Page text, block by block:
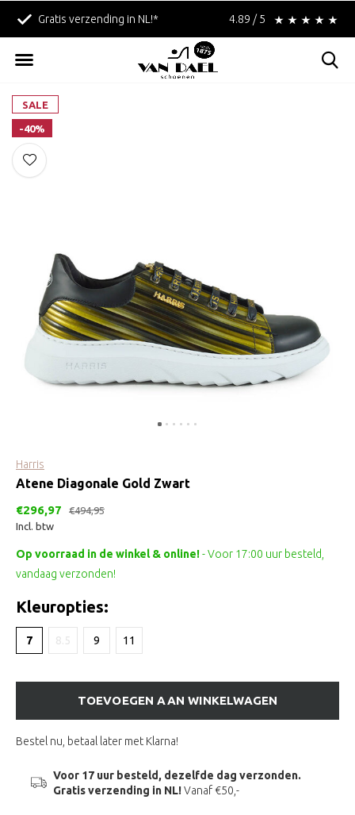
Gratis verzending in NL!* Voor 17:00 uur
4.89 / 5
SALE
-40%
Harris
Atene Diagonale Gold Zwart
€296,97
€494,95
Incl. btw
Op voorraad in de winkel & online!- Voor 17:00 uur besteld,
vandaag verzonden!
Kleuropties:
7 8.5 9 11
TOEVOEGEN AAN WINKELWAGEN
Bestel nu, betaal later met Klarna!
Voor 17 uur besteld, dezelfde dag verzonden.
Gratis verzending in NL!Vanaf €50,-